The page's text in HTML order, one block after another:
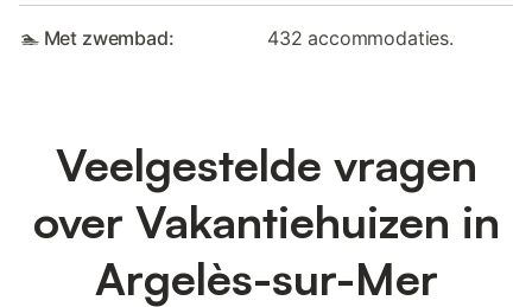
🏊 Met zwembad: 432 accommodaties.
Veelgestelde vragen
over Vakantiehuizen in
Argelès-sur-Mer